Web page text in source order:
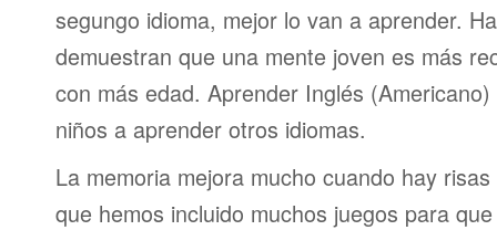
segungo idioma, mejor lo van a aprender.
demuestran que una mente joven es más
con más edad. Aprender Inglés
niños a aprender otros idiomas.
La memoria mejora mucho cuando hay
que hemos incluido muchos juegos para